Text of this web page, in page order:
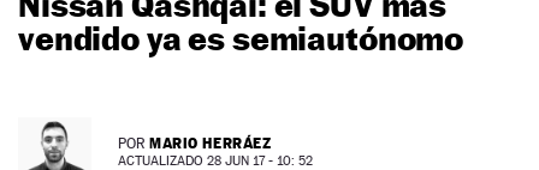
TECNOLOGÍA
PREMIOS
SERVICIOS
vendido ya es semiautónomo
POR MARIO HERRÁEZ
ACTUALIZADO 28 JUN 17 - 10: 52